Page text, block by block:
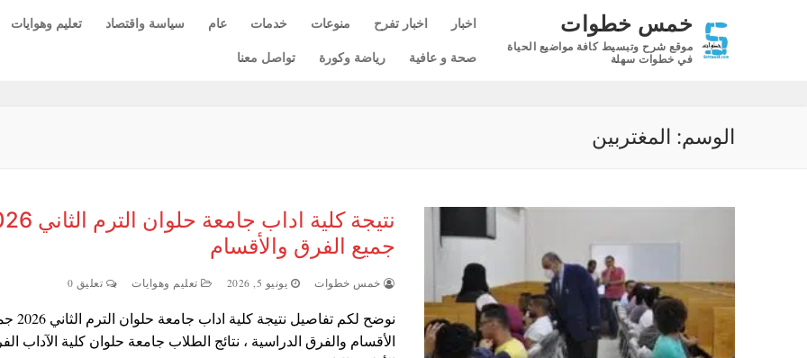
خمس خطوات
موقع شرح وتبسيط كافة مواضيع الحياة
في خطوات سهلة
اخبار اخبار تفرح منوعات خدمات عام سياسة واقتصاد تعليم وهوايات
صحة و عافية
رياضة وكورة تواصل معنا
الوسم: المغتربين
نتيجة كلية اداب جامعة
جميع الفرق والأقسام
خمس خطوات يونيو 5, 2026 تعليم وهوايات تعليق 0
نوضح لكم تفاصيل نتيجة
الأقسام والفرق الدراسية ، نتائج الطلاب جامعة حلوان كلية الآداب